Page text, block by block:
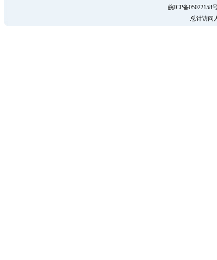
皖ICP备05022158
总计访问